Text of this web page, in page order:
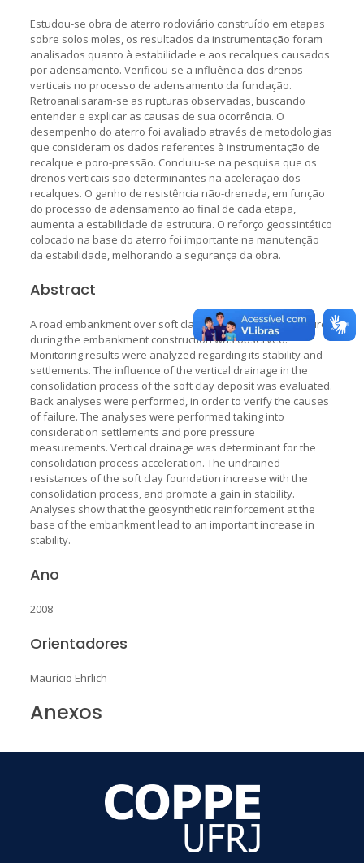
Estudou-se obra de aterro rodoviário construído em etapas
sobre solos moles, os resultados da instrumentação foram
analisados quanto à estabilidade e aos recalques causados
por adensamento. Verificou-se a influência dos drenos
verticais no processo de adensamento da fundação.
Retroanalisaram-se as rupturas observadas, buscando
entender e explicar as causas de sua ocorrência. O
desempenho do aterro foi avaliado através de metodologias
que consideram os dados referentes à instrumentação de
recalque e poro-pressão. Concluiu-se na pesquisa que os
drenos verticais são determinantes na aceleração dos
recalques. O ganho de resistência não-drenada, em função
do processo de adensamento ao final de cada etapa,
aumenta a estabilidade da estrutura. O reforço geossintético
colocado na base do aterro foi importante na manutenção
da estabilidade, melhorando a segurança da obra.
Abstract
A road embankment over soft clay has been studied. Failure
during the embankment construction was observed.
Monitoring results were analyzed regarding its stability and
settlements. The influence of the vertical drainage in the
consolidation process of the soft clay deposit was evaluated.
Back analyses were performed, in order to verify the causes
of failure. The analyses were performed taking into
consideration settlements and pore pressure
measurements. Vertical drainage was determinant for the
consolidation process acceleration. The undrained
resistances of the soft clay foundation increase with the
consolidation process, and promote a gain in stability.
Analyses show that the geosynthetic reinforcement at the
base of the embankment lead to an important increase in
stability.
Ano
2008
Orientadores
Maurício Ehrlich
Anexos